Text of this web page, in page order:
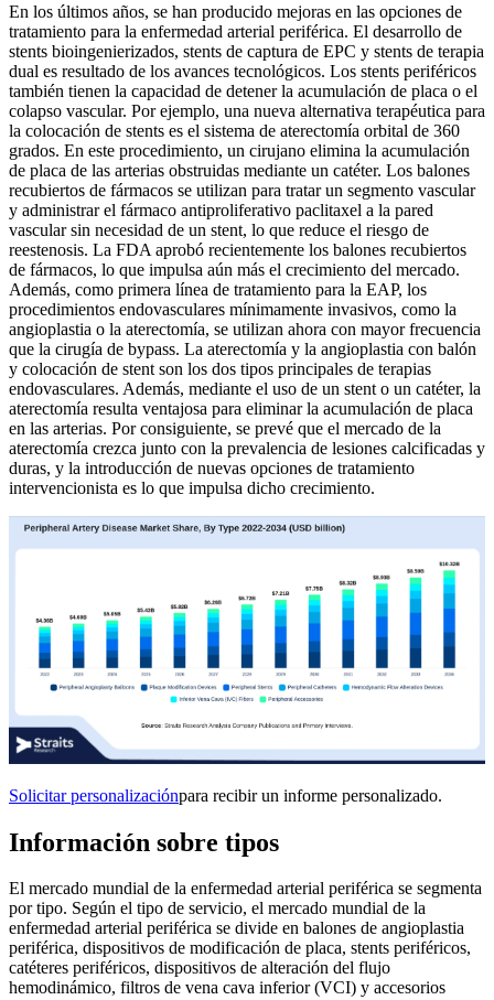
En los últimos años, se han producido mejoras en las opciones de
tratamiento para la enfermedad arterial periférica. El desarrollo de
stents bioingenierizados, stents de captura de EPC y stents de terapia
dual es resultado de los avances tecnológicos. Los stents periféricos
también tienen la capacidad de detener la acumulación de placa o el
colapso vascular. Por ejemplo, una nueva alternativa terapéutica para
la colocación de stents es el sistema de aterectomía orbital de 360 ​​
grados. En este procedimiento, un cirujano elimina la acumulación
de placa de las arterias obstruidas mediante un catéter. Los balones
recubiertos de fármacos se utilizan para tratar un segmento vascular
y administrar el fármaco antiproliferativo paclitaxel a la pared
vascular sin necesidad de un stent, lo que reduce el riesgo de
reestenosis. La FDA aprobó recientemente los balones recubiertos
de fármacos, lo que impulsa aún más el crecimiento del mercado.
Además, como primera línea de tratamiento para la EAP, los
procedimientos endovasculares mínimamente invasivos, como la
angioplastia o la aterectomía, se utilizan ahora con mayor frecuencia
que la cirugía de bypass. La aterectomía y la angioplastia con balón
y colocación de stent son los dos tipos principales de terapias
endovasculares. Además, mediante el uso de un stent o un catéter, la
aterectomía resulta ventajosa para eliminar la acumulación de placa
en las arterias. Por consiguiente, se prevé que el mercado de la
aterectomía crezca junto con la prevalencia de lesiones calcificadas y
duras, y la introducción de nuevas opciones de tratamiento
intervencionista es lo que impulsa dicho crecimiento.
Solicitar personalizaciónpara recibir un informe personalizado.
Información sobre tipos
El mercado mundial de la enfermedad arterial periférica se segmenta
por tipo. Según el tipo de servicio, el mercado mundial de la
enfermedad arterial periférica se divide en balones de angioplastia
periférica, dispositivos de modificación de placa, stents periféricos,
catéteres periféricos, dispositivos de alteración del flujo
hemodinámico, filtros de vena cava inferior (VCI) y accesorios